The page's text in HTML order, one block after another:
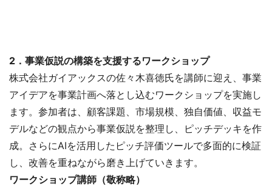
2．事業仮説の構築を支援するワークショップ
株式会社ガイアックスの佐々木喜徳氏を講師に迎え、事業
アイデアを事業計画へ落とし込むワークショップを実施し
ます。参加者は、顧客課題、市場規模、独自価値、収益モ
デルなどの観点から事業仮説を整理し、ピッチデッキを作
成。さらにAIを活用したピッチ評価ツールで多面的に検証
し、改善を重ねながら磨き上げていきます。
ワークショップ講師（敬称略）